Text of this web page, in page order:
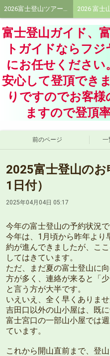
2026富士登山ツアー受付中!富士登山ツアー!プライベートガイドはフジヤマトレックツアーに
青木ケ原樹海ネイチャーツアー、洞窟探険ツアー 、樹海エコツアーならフジヤマトレックツアーに
富士登山装備品、持ち物 活動記録
会社概要 頂に想いをよせて
富士登山ガイド、
トガイドならフ
にお任せください
安心して登頂でき
りですのでお客
ますので登頂
前のページ 一
2025富士登山のお
1日付）
2025年04月04日 05:17
今年の富士登山の予約状況で
今年は、1月頃から昨年より
約が進んできましたが、こ
してはきています。
ただ、まだ夏の富士登山に
方が多く、連絡が来ると「
と言う方が大半です。
いえいえ、全く早くありませ
吉田口以外の山小屋は、既
富士宮口の一部山小屋では
ています。
これから開山直前まで、登